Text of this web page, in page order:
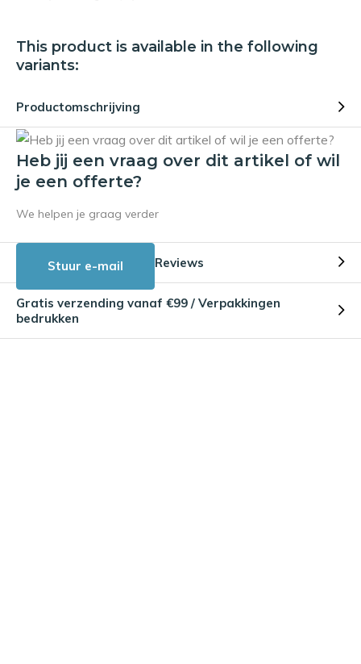
This product is available in the following
variants:
Productomschrijving
Heb jij een vraag over dit artikel of wil
je een offerte?
We helpen je graag verder
Stuur e-mail Reviews
Gratis verzending vanaf €99 / Verpakkingen
bedrukken